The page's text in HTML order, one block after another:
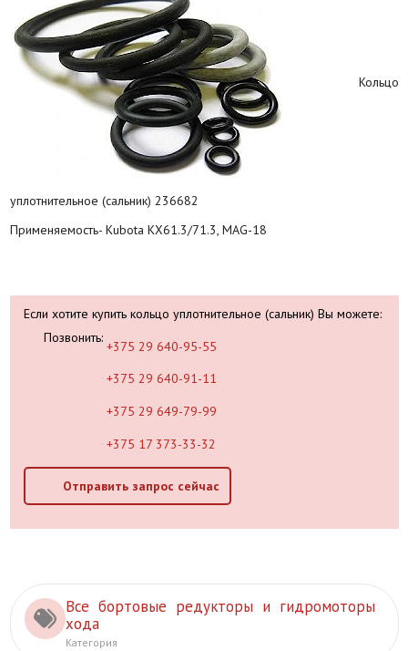
Кольцо
уплотнительное (сальник) 236682
Применяемость- Kubota KX61.3/71.3, MAG-18
Если хотите купить кольцо уплотнительное (сальник) Вы можете:
Позвонить:
+375 29 640-95-55
+375 29 640-91-11
+375 29 649-79-99
+375 17 373-33-32
Отправить запрос сейчас
Все бортовые редукторы и гидромоторы
хода
Категория